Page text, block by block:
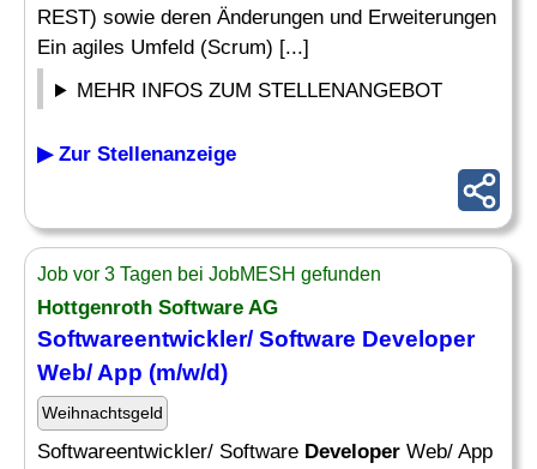
REST) sowie deren Änderungen und Erweiterungen
Ein agiles Umfeld (Scrum) [...]
MEHR INFOS ZUM STELLENANGEBOT
▶ Zur Stellenanzeige
Job vor 3 Tagen bei JobMESH gefunden
Hottgenroth Software AG
Softwareentwickler/ Software Developer
Web/ App (m/w/d)
Weihnachtsgeld
Softwareentwickler/ Software Developer Web/ App